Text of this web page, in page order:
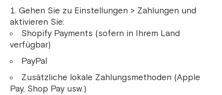
Gehen Sie zu Einstellungen > Zahlungen und
aktivieren Sie:
Shopify Payments (sofern in Ihrem Land
verfügbar)
PayPal
Zusätzliche lokale Zahlungsmethoden (Apple
Pay, Shop Pay usw.)